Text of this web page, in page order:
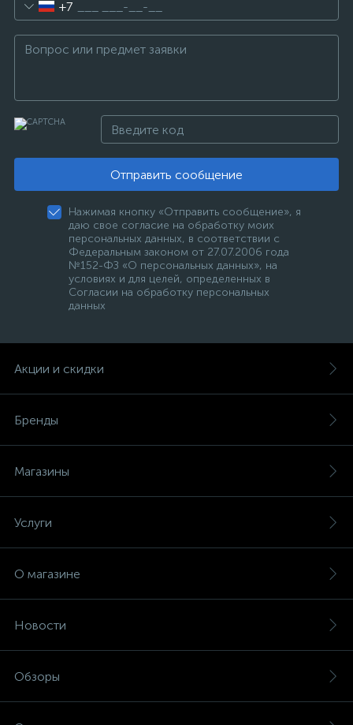
+7
Отправить сообщение
Нажимая кнопку «Отправить сообщение», я
даю свое согласие на обработку моих
персональных данных, в соответствии с
Федеральным законом от 27.07.2006 года
№152-ФЗ «О персональных данных», на
условиях и для целей, определенных в
Согласии на обработку персональных
данных
Акции и скидки
Бренды
Магазины
Услуги
О магазине
Новости
Обзоры